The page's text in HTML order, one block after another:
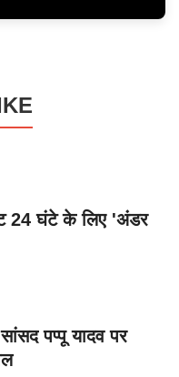
24 घंटे के लिए 'अंडर
पप्पू यादव पर